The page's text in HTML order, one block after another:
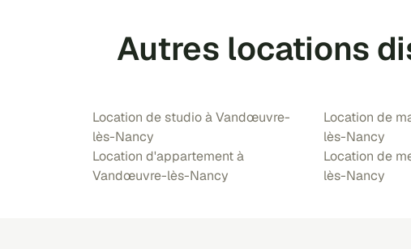
Autres locations
Location de studio à Vandœuvre-
lès-Nancy
Location d'appartement à
Vandœuvre-lès-Nancy
Location de
lès-Nancy
Location de
lès-Nancy